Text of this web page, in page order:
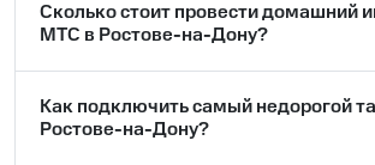
Сколько стоит провести домашний
МТС в Ростове-на-Дону?
Как подключить самый недорогой
Ростове-на-Дону?